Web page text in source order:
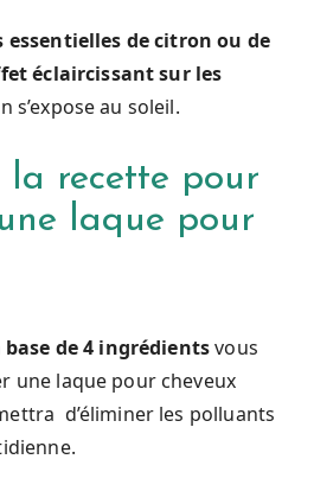
essentielles de citron ou de
éclaircissant sur les
s’expose au soleil.
la recette pour
laque pour
de 4 ingrédientsvous
une laque pour cheveux
d’éliminer les polluants